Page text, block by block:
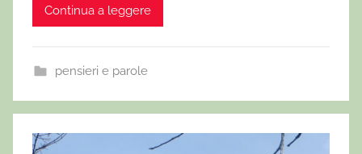
Continua a leggere
pensieri e parole